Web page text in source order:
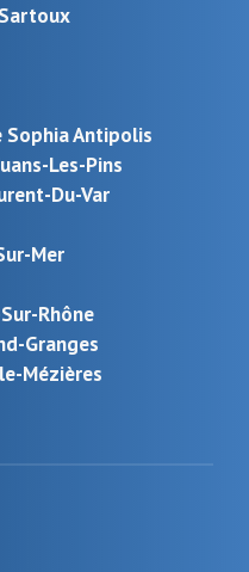
Sophia Antipolis
Les-Pins
Du-Var
Mer
Rhône
Granges
Mézières